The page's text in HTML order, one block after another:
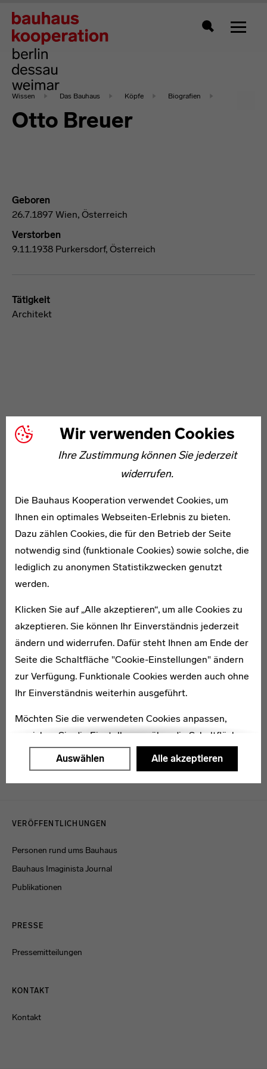
Wir verwenden Cookies
Ihre Zustimmung können Sie jederzeit
widerrufen.
Die Bauhaus Kooperation verwendet Cookies, um
Ihnen ein optimales Webseiten-Erlebnis zu bieten.
Dazu zählen Cookies, die für den Betrieb der Seite
notwendig sind (funktionale Cookies) sowie solche, die
lediglich zu anonymen Statistikzwecken genutzt
werden.
Klicken Sie auf „Alle akzeptieren“, um alle Cookies zu
akzeptieren. Sie können Ihr Einverständnis jederzeit
ändern und widerrufen. Dafür steht Ihnen am Ende der
Seite die Schaltfläche "Cookie-Einstellungen" ändern
zur Verfügung. Funktionale Cookies werden auch ohne
Ihr Einverständnis weiterhin ausgeführt.
Möchten Sie die verwendeten Cookies anpassen,
erreichen Sie die Einstellungen über die Schaltfläche
"Auswählen".
Auswählen Alle akzeptieren
Zeigt
Wissen Das Bauhaus Köpfe Biografien
Otto Breuer
Geboren
26.7.1897 Wien, Österreich
Verstorben
9.11.1938 Purkersdorf, Österreich
Tätigkeit
Architekt
Andreas Burckhardt
Gertrud Eichel
* 1894
Hilde Hubbuch
1905–1971
VERÖFFENTLICHUNGEN
Personen rund ums Bauhaus
Bauhaus Imaginista Journal
Publikationen
PRESSE
Pressemitteilungen
KONTAKT
Kontakt